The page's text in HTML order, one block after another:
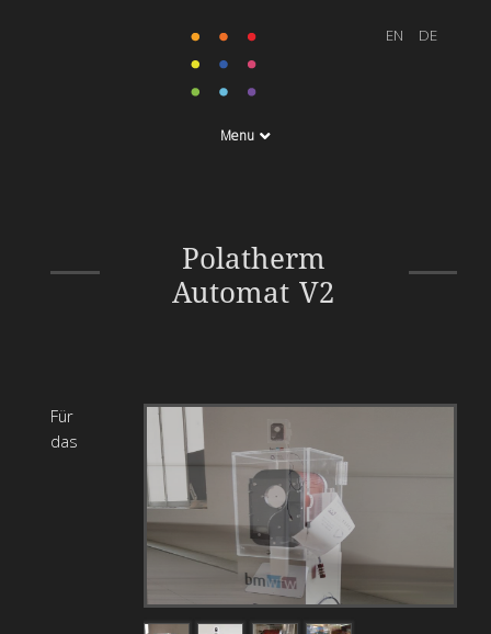
Menu
Polatherm
Automat V2
Sofortbildkamera auf
Basis des
Thermodruckverfahrens
Für
das